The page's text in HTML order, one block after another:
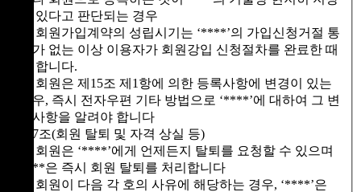
이 있다고 판단되는 경우
③ 회원가입계약의 성립시기는 ‘****’의 가입신청거절 통
보가 없는 이상 이용자가 회원강입 신청절차를 완료한 때
로 합니다.
④ 회원은 제15조 제1항에 의한 등록사항에 변경이 있는
경우, 즉시 전자우편 기타 방법으로 ‘****’에 대하여 그 변
경사항을 알려야 합니다
제7조(회원 탈퇴 및 자격 상실 등)
① 회원은 ‘****’에게 언제든지 탈퇴를 요청할 수 있으며
****은 즉시 회원 탈퇴를 처리합니다
② 회원이 다음 각 호의 사유에 해당하는 경우, ‘****’은